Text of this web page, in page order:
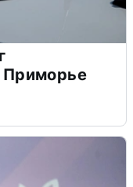
Приморье